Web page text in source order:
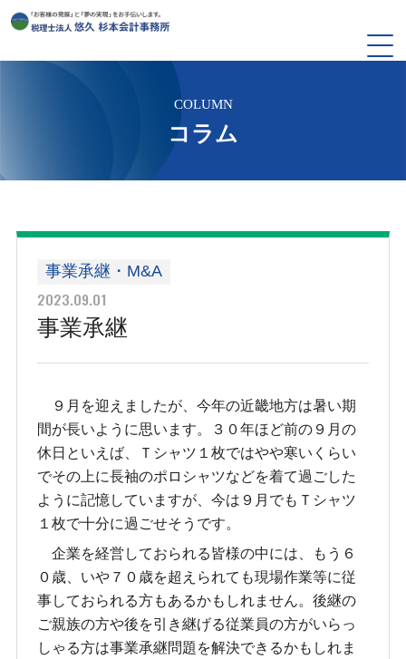
COLUMN
コラム
事業承継・M&A
2023.09.01
事業承継
９月を迎えましたが、今年の近畿地方は暑い期
間が長いように思います。３０年ほど前の９月の
休日といえば、Ｔシャツ１枚ではやや寒いくらい
でその上に長袖のポロシャツなどを着て過ごした
ように記憶していますが、今は９月でもＴシャツ
１枚で十分に過ごせそうです。
企業を経営しておられる皆様の中には、もう６
０歳、いや７０歳を超えられても現場作業等に従
事しておられる方もあるかもしれません。後継の
ご親族の方や後を引き継げる従業員の方がいらっ
しゃる方は事業承継問題を解決できるかもしれま